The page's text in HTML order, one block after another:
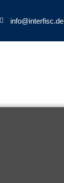
info@interfisc.de